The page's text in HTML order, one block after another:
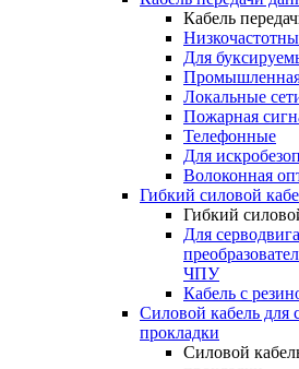
Кабель
Для
Промышленная
Локальные
Пожарная
Телефонные
Для
Волоконная
Гибкий силовой
Гибкий
Для
ЧПУ
Кабель с
Силовой кабель для
прокладки
Силовой